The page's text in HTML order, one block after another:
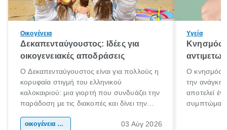
Οικογένεια
Δεκαπενταύγουστος: Ιδέες για
οικογενειακές αποδράσεις
Ο Δεκαπενταύγουστος είναι για πολλούς η
κορυφαία στιγμή του ελληνικού
καλοκαιριού: μια γιορτή που συνδυάζει την
παράδοση με τις διακοπές και δίνει την
χώρας. Είτε πρόκειται για λίγες μέρες
οικογένεια & παιδί 03 Αύγ 2026
Υγεία
Κνησμός:
Ο κνησμός
την ανάγκη
αποτελεί